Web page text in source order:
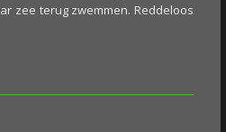
zee terug zwemmen. Reddeloos